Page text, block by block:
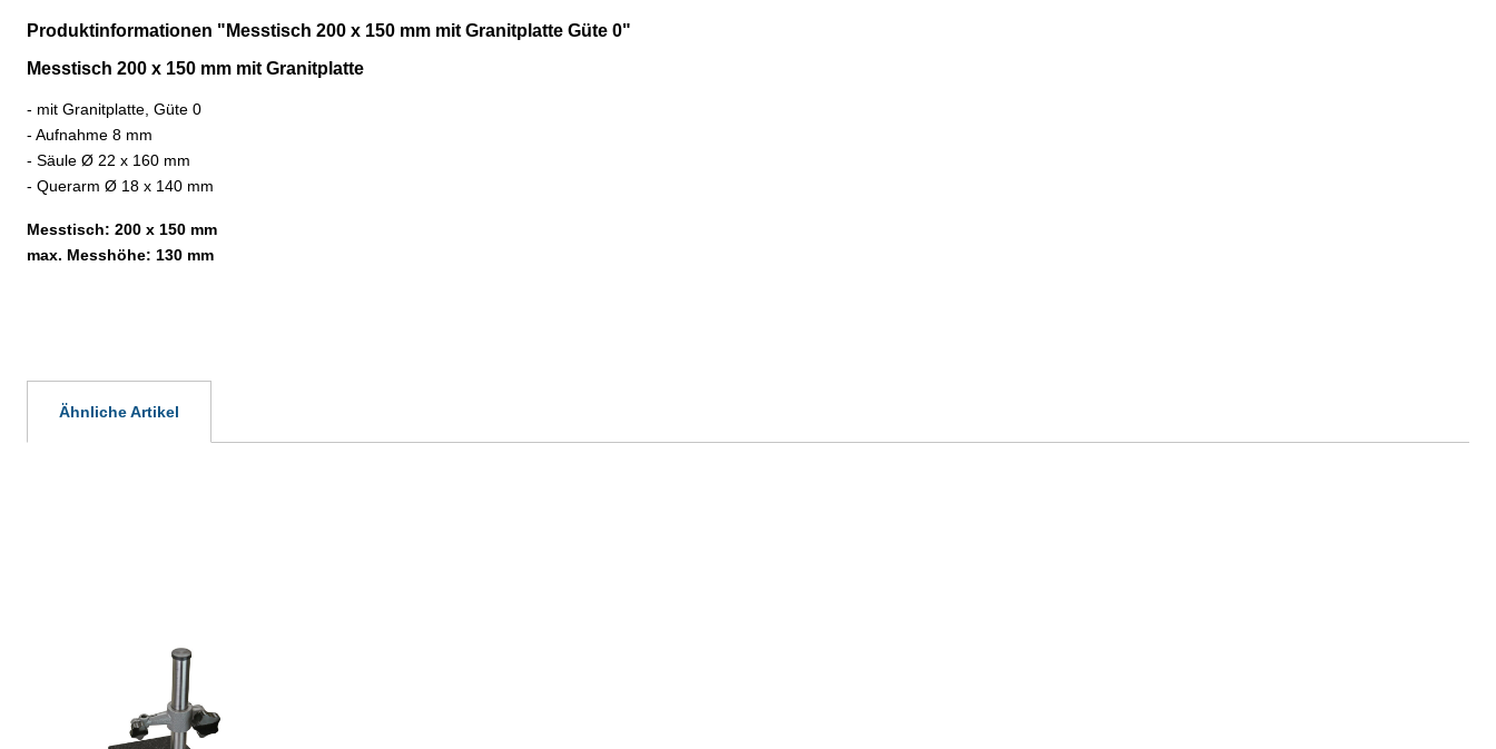
Produktinformationen "Messtisch 200 x 150 mm mit Granitplatte Güte 0"
Messtisch 200 x 150 mm mit Granitplatte
- mit Granitplatte, Güte 0
- Aufnahme 8 mm
- Säule Ø 22 x 160 mm
- Querarm Ø 18 x 140 mm
Messtisch: 200 x 150 mm
max. Messhöhe: 130 mm
Ähnliche Artikel